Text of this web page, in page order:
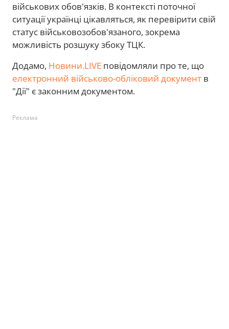
військових обов'язків. В контексті поточної
ситуації українці цікавляться, як перевірити свій
статус військовозобов'язаного, зокрема
можливість розшуку збоку ТЦК.
Додамо, Новини.LIVE повідомляли про те, що
електронний військово-обліковий документ в
"Дії" є законним документом.
Реклама